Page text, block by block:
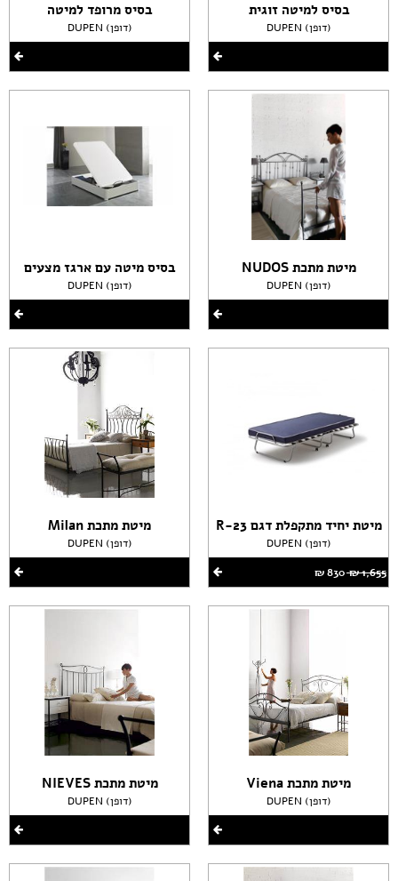
בסיס למיטה זוגית
DUPEN (דופן)
מיטת מתכת NUDOS
DUPEN (דופן)
מיטת יחיד מתקפלת דגם R-23
DUPEN (דופן)
1,655 ‏₪
830 ‏₪
מיטת מתכת Viena
DUPEN (דופן)
בסיס מרופד למיטה
DUPEN (דופן)
בסיס מיטה עם ארגז מצעים
DUPEN (דופן)
מיטת מתכת Milan
DUPEN (דופן)
מיטת מתכת NIEVES
DUPEN (דופן)